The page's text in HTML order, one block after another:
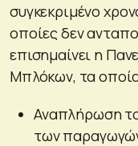
συγκεκριμένο
οποίες δεν
επισημαίνει η
Μπλόκων, τα
Αναπλήρωση
των